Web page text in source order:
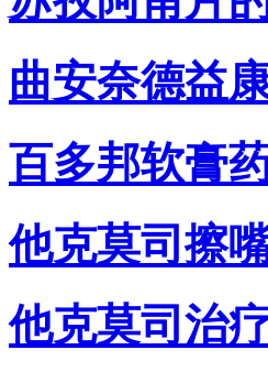
曲安奈德益
百多邦软膏
他克莫司擦
他克莫司治